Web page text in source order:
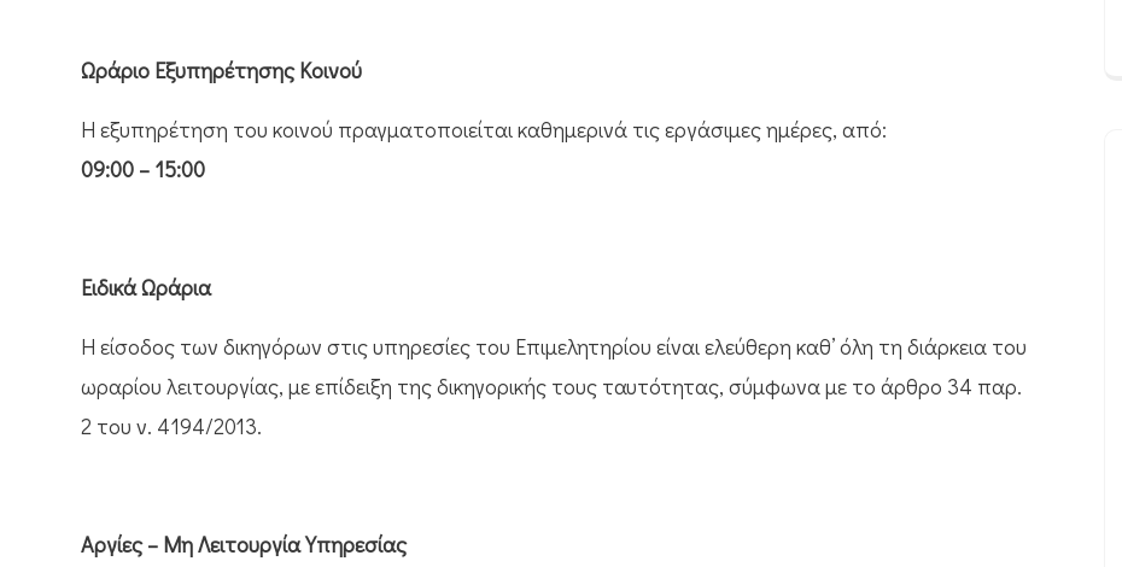
Ωράριο Εξυπηρέτησης Κοινού
Η εξυπηρέτηση του κοινού πραγματοποιείται καθημερινά τις εργάσιμες ημέρες, από:
09:00 – 15:00
Ειδικά Ωράρια
Η είσοδος των δικηγόρων στις υπηρεσίες του Επιμελητηρίου είναι ελεύθερη καθ’ όλη τη διάρκεια του
ωραρίου λειτουργίας, με επίδειξη της δικηγορικής τους ταυτότητας, σύμφωνα με το άρθρο 34 παρ.
2 του ν. 4194/2013.
Αργίες – Μη Λειτουργία Υπηρεσίας